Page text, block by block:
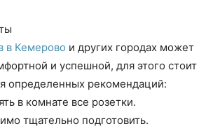
в Кемерово и других городах может
и успешной, для этого стоит
определенных рекомендаций:
в комнате все розетки.
тщательно подготовить.